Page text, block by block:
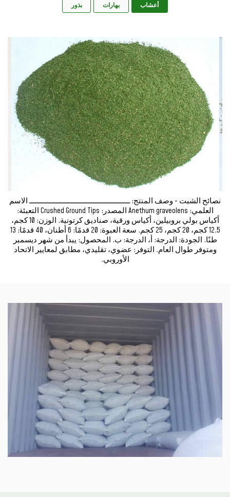
أعشاب بهارات بذور
نصائح الشبت - وصف المنتج: ـــــــــــــــــــــــــــــــــــــــــــــــــ الاسم
العلمي: Anethum graveolens المصدر: Crushed Ground Tips التعبئة:
أكياس بولي بروبيلين، أكياس ورقية، صناديق كرتونية. الوزن: 10 كجم،
12.5 كجم، 20 كجم، 25 كجم. سعة العبوة: 20 قدمًا: 6 أطنان، 40 قدمًا: 13
طنًا. الجودة: الدرجة: أ، الدرجة: ب. المحصول: يبدأ من شهر ديسمبر
ومتوفر طوال العام. التوفر: عضوي، تقليدي، مطابق لمعايير الاتحاد
الأوروبي.